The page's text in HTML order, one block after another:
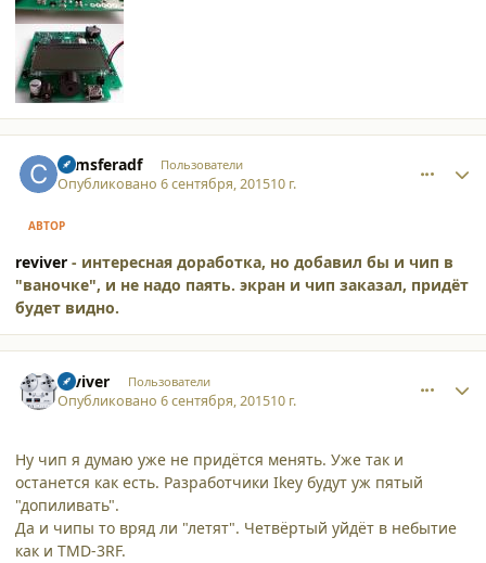
comsferadf Пользователи
Опубликовано6 сентября, 201510 г.
АВТОР
reviver - интересная доработка, но добавил бы и чип в
"ваночке", и не надо паять. экран и чип заказал, придёт
будет видно.
reviver Пользователи
Опубликовано6 сентября, 201510 г.
Ну чип я думаю уже не придётся менять. Уже так и
останется как есть. Разработчики Ikey будут уж пятый
"допиливать".
Да и чипы то вряд ли "летят". Четвёртый уйдёт в небытие
как и TMD-3RF.